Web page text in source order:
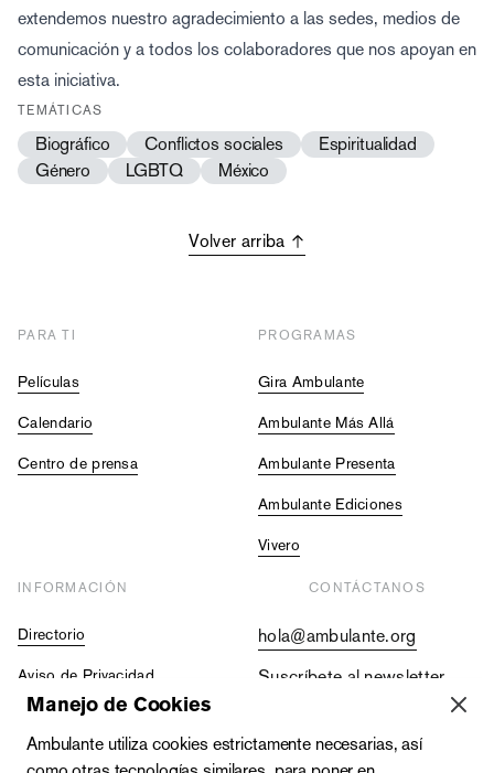
extendemos nuestro agradecimiento a las sedes, medios de
comunicación y a todos los colaboradores que nos apoyan en
esta iniciativa.
TEMÁTICAS
Biográfico Conflictos sociales
Espiritualidad
Género
LGBTQ México
Volver arriba
PARA TI
Películas
Calendario
Centro de prensa
PROGRAMAS
Gira Ambulante
Ambulante Más Allá
Ambulante Presenta
Ambulante Ediciones
Vivero
INFORMACIÓN
Directorio
Aviso de Privacidad
Contraloría Social
CONTÁCTANOS
hola@ambulante.org
Suscríbete al newsletter
+52 (55) 4333 2019
Manejo de Cookies
Ambulante utiliza cookies estrictamente necesarias, así